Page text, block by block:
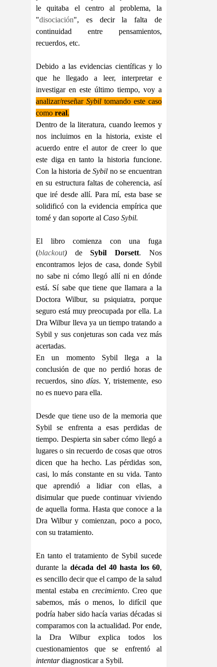
le quitaba el centro al problema, la
"disociación", es decir la falta de
continuidad entre pensamientos,
recuerdos, etc.
Debido a las evidencias científicas y lo
que he llegado a leer, interpretar e
investigar en este último tiempo, voy a
analizar/reseñar Sybil tomando este caso
como real.
Dentro de la literatura, cuando leemos y
nos incluimos en la historia, existe el
acuerdo entre el autor de creer lo que
este diga en tanto la historia funcione.
Con la historia deSybil no se encuentran
en su estructura faltas de coherencia, así
que iré desde allí. Para mí, esta base se
solidificó con la evidencia empírica que
tomé y dan soporte al Caso Sybil.
El libro comienza con una fuga
(blackout) deSybil Dorsett. Nos
encontramos lejos de casa, donde Sybil
no sabe ni cómo llegó allí ni en dónde
está. Sí sabe que tiene que llamara a la
Doctora Wilbur, su psiquiatra, porque
seguro está muy preocupada por ella. La
Dra Wilbur lleva ya un tiempo tratando a
Sybil y sus conjeturas son cada vez más
acertadas.
En un momento Sybil llega a la
conclusión de que no perdió horas de
recuerdos, sinodías. Y, tristemente, eso
no es nuevo para ella.
Desde que tiene uso de la memoria que
Sybil se enfrenta a esas perdidas de
tiempo. Despierta sin saber cómo llegó a
lugares o sin recuerdo de cosas que otros
dicen que ha hecho. Las pérdidas son,
casi, lo más constante en su vida. Tanto
que aprendió a lidiar con ellas, a
disimular que puede continuar viviendo
de aquella forma. Hasta que conoce a la
Dra Wilbur y comienzan, poco a poco,
con su tratamiento.
En tanto el tratamiento de Sybil sucede
durante la década del 40 hasta los 60,
es sencillo decir que el campo de la salud
mental estaba en crecimiento. Creo que
sabemos, más o menos, lo difícil que
podría haber sido hacía varias décadas si
comparamos con la actualidad. Por ende,
la Dra Wilbur explica todos los
cuestionamientos que se enfrentó al
intentardiagnosticar a Sybil.